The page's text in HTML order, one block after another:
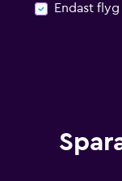
Endast